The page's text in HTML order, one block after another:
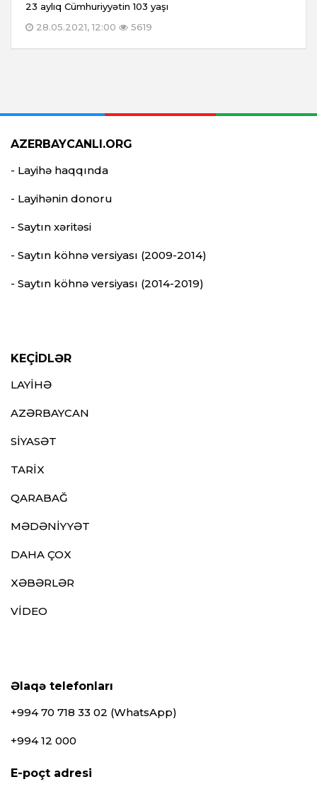
23 aylıq Cümhuriyyətin 103 yaşı
28.05.2021, 12:00
5619
AZERBAYCANLI.ORG
- Layihə haqqında
- Layihənin donoru
- Saytın xəritəsi
- Saytın köhnə versiyası (2009-2014)
- Saytın köhnə versiyası (2014-2019)
KEÇİDLƏR
LAYİHƏ
AZƏRBAYCAN
SİYASƏT
TARİX
QARABAĞ
MƏDƏNİYYƏT
DAHA ÇOX
XƏBƏRLƏR
VİDEO
Əlaqə telefonları
+994 70 718 33 02 (WhatsApp)
+994 12 000
E-poçt adresi